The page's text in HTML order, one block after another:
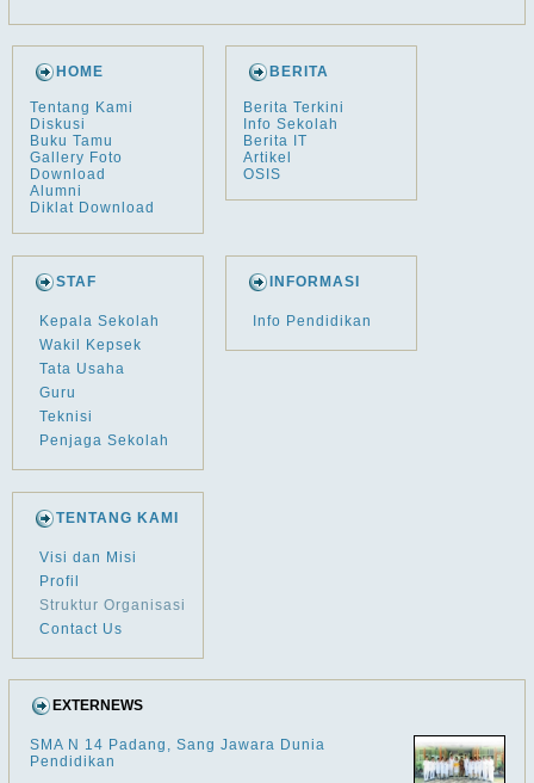
HOME
Tentang Kami
Diskusi
Buku Tamu
Gallery Foto
Download
Alumni
Diklat Download
BERITA
Berita Terkini
Info Sekolah
Berita IT
Artikel
OSIS
STAF
Kepala Sekolah
Wakil Kepsek
Tata Usaha
Guru
Teknisi
Penjaga Sekolah
INFORMASI
Info Pendidikan
TENTANG KAMI
Visi dan Misi
Profil
Struktur Organisasi
Contact Us
EXTERNEWS
SMA N 14 Padang, Sang Jawara Dunia
Pendidikan